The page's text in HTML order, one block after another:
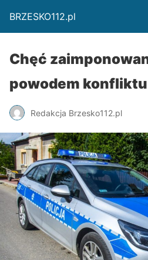
BRZESKO112.pl
Chęć
powodem
Redakcja Brzesko112.pl